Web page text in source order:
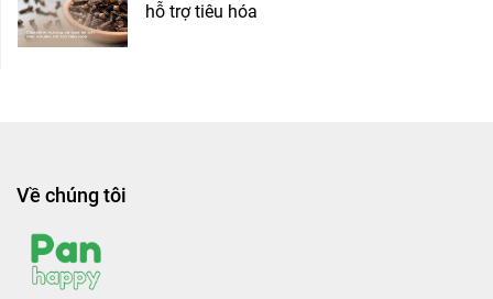
hỗ trợ tiêu hóa
Về chúng tôi